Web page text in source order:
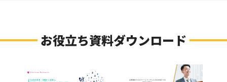
お役立ち資料ダウンロード